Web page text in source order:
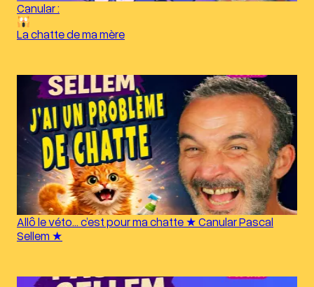
Canular :
La chatte de ma mère
Allô le véto… c’est pour ma chatte ★ Canular Pascal
Sellem ★